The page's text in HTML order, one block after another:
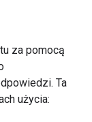
za pomocą
Ta
użycia: